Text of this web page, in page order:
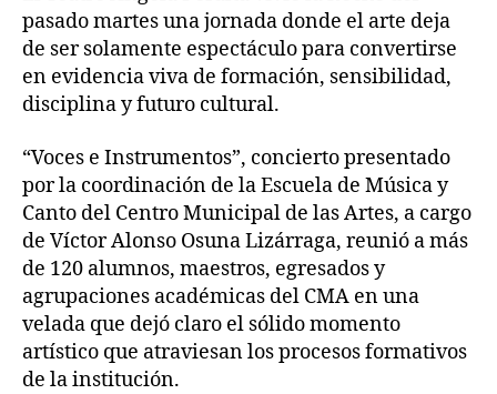
pasado martes una jornada donde el arte deja
de ser solamente espectáculo para convertirse
en evidencia viva de formación, sensibilidad,
disciplina y futuro cultural.
“Voces e Instrumentos”, concierto presentado
por la coordinación de la Escuela de Música y
Canto del Centro Municipal de las Artes, a cargo
de Víctor Alonso Osuna Lizárraga, reunió a más
de 120 alumnos, maestros, egresados y
agrupaciones académicas del CMA en una
velada que dejó claro el sólido momento
artístico que atraviesan los procesos formativos
de la institución.